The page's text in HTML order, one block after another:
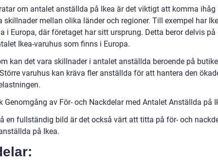
om antalet anställda på Ikea är det viktigt att komma ihåg
skillnader mellan olika länder och regioner. Till exempel har
i Europa, där företaget har sitt ursprung. Detta beror delvis på
Ikea-varuhus som finns i Europa.
kan det vara skillnader i antalet anställda beroende på
varuhus kan kräva fler anställda för att hantera den
Genomgång av För- och Nackdelar med Antalet Anställda på
en fullständig bild är det också värt att titta på för- och
på Ikea.